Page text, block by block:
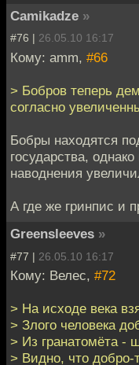
Camikadze »
#76 | 26.05.10 16:17
Кому: amm, #66
> Бобров теперь
согласно
Бобры находятся
государства,
наводнения
А где же гринпис и
Greensleeves »
#77 | 26.05.10 16:17
Кому: Велес, #72
> На исходе века
> Злого человека
> Из гранатомёта -
> Видно, что добро-